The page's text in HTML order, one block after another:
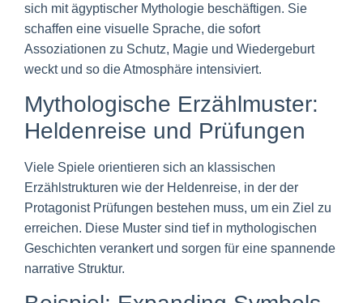
sich mit ägyptischer Mythologie beschäftigen. Sie
schaffen eine visuelle Sprache, die sofort
Assoziationen zu Schutz, Magie und Wiedergeburt
weckt und so die Atmosphäre intensiviert.
Mythologische Erzählmuster:
Heldenreise und Prüfungen
Viele Spiele orientieren sich an klassischen
Erzählstrukturen wie der Heldenreise, in der der
Protagonist Prüfungen bestehen muss, um ein Ziel zu
erreichen. Diese Muster sind tief in mythologischen
Geschichten verankert und sorgen für eine spannende
narrative Struktur.